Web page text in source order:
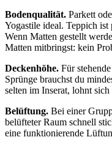
Bodenqualität. Parkett
Yogastile ideal. Teppich
Wenn Matten gestellt
Matten mitbringst: kein
Deckenhöhe. Für
Sprünge brauchst du
selten im Inserat, lohnt
Belüftung. Bei einer
belüfteter Raum schnell
eine funktionierende